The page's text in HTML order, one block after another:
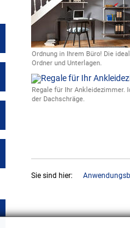
Ordnung in Ihrem Büro! Die
Ordner und Unterlagen.
Regale für Ihr Ankleidezimmer.
der Dachschräge.
Sie sind hier: